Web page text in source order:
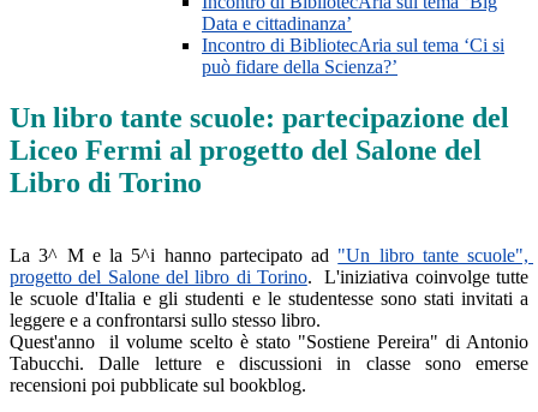
Data e cittadinanza’
Incontro di BibliotecAria sul tema ‘Ci si
può fidare della Scienza?’
Un libro tante scuole: partecipazione del
Liceo Fermi al progetto del Salone del
Libro di Torino
La 3^ M e la 5^i hanno partecipato ad "Un libro tante scuole",
progetto del Salone del libro di Torino.
L'iniziativa coinvolge tutte
le scuole d'Italia e gli studenti e le studentesse sono stati invitati a
Quest'anno  il volume scelto è stato "Sostiene Pereira" di Antonio
Tabucchi. Dalle letture e discussioni in classe sono emerse
recensioni poi pubblicate sul bookblog.